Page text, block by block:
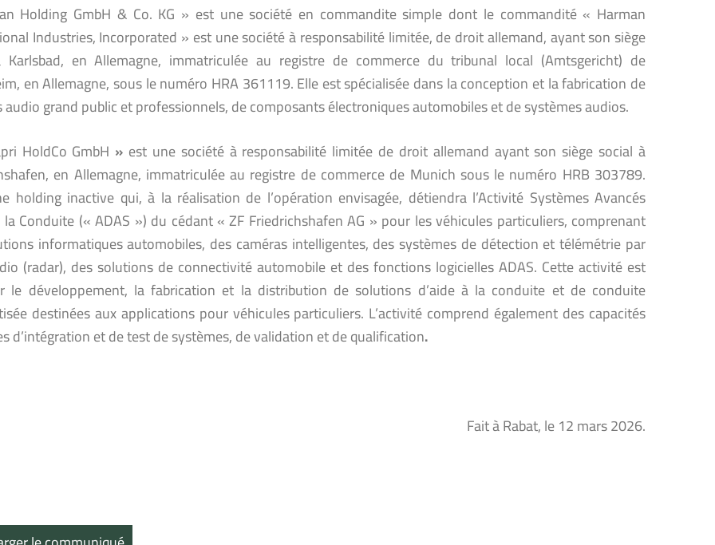
Holding GmbH & Co. KG » est une société en commandite simple dont le commandité « Harman
Industries, Incorporated » est une société à responsabilité limitée, de droit allemand, ayant son siège
Karlsbad, en Allemagne, immatriculée au registre de commerce du tribunal local (Amtsgericht) de
en Allemagne, sous le numéro HRA 361119. Elle est spécialisée dans la conception et la fabrication de
grand public et professionnels, de composants électroniques automobiles et de systèmes audios.
HoldCo GmbH » est une société à responsabilité limitée de droit allemand ayant son siège social à
en Allemagne, immatriculée au registre de commerce de Munich sous le numéro HRB 303789.
holding inactive qui, à la réalisation de l’opération envisagée, détiendra l’Activité Systèmes Avancés
la Conduite (« ADAS ») du cédant « ZF Friedrichshafen AG » pour les véhicules particuliers, comprenant
informatiques automobiles, des caméras intelligentes, des systèmes de détection et télémétrie par
(radar), des solutions de connectivité automobile et des fonctions logicielles ADAS. Cette activité est
le développement, la fabrication et la distribution de solutions d’aide à la conduite et de conduite
destinées aux applications pour véhicules particuliers. L’activité comprend également des capacités
d’intégration et de test de systèmes, de validation et de qualification.
Fait à Rabat, le 12 mars 2026.